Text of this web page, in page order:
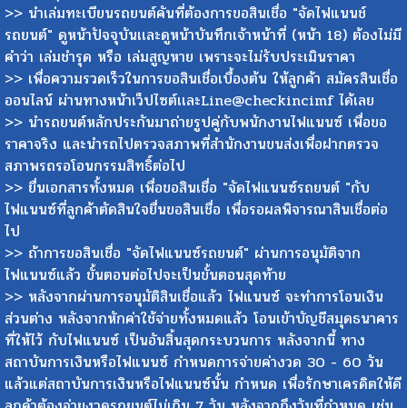
>> นำเล่มทะเบียนรถยนต์คันที่ต้องการขอสินเชื่อ "จัดไฟแนนช์
รถยนต์" ดูหน้าปัจจุบันเเละดูหน้าบันทึกเจ้าหน้าที่ (หน้า 18) ต้องไม่มี
คำว่า เล่มชำรุด หรือ เล่มสูญหาย เพราะจะไม่รับประเมินราคา
>> เพื่อความรวดเร็วในการขอสินเชื่อเบื้องต้น ให้ลูกค้า สมัครสินเชื่อ
ออนไลน์ ผ่านทางหน้าเว็ปไซต์เเละLine@checkincimf ได้เลย
>> นำรถยนต์หลักประกันมาถ่ายรูปคู่กับพนักงานไฟแนนซ์ เพื่อขอ
ราคาจริง และนำรถไปตรวจสภาพที่สำนักงานขนส่งเพื่อฝากตรวจ
สภาพรถรอโอนกรรมสิทธิ์ต่อไป
>> ยื่นเอกสารทั้งหมด เพื่อขอสินเชื่อ "จัดไฟแนนซ์รถยนต์ "กับ
ไฟแนนซ์ที่ลูกค้าตัดสินใจยื่นขอสินเชื่อ เพื่อรอผลพิจารณาสินเชื่อต่อ
ไป
>> ถ้าการขอสินเชื่อ "จัดไฟแนนซ์รถยนต์" ผ่านการอนุมัติจาก
ไฟแนนซ์แล้ว ขั้นตอนต่อไปจะเป็นขั้นตอนสุดท้าย
>> หลังจากผ่านการอนุมัติสินเชื่อแล้ว ไฟแนนซ์ จะทำการโอนเงิน
ส่วนต่าง หลังจากหักค่าใช้จ่ายทั้งหมดแล้ว โอนเข้าบัญชีสมุดธนาคาร
ที่ให้ไว้ กับไฟแนนซ์ เป็นอันสิ้นสุดกระบวนการ หลังจากนี้ ทาง
สถาบันการเงินหรือไฟแนนซ์ กำหนดการจ่ายค่างวด 30 - 60 วัน
แล้วแต่สถาบันการเงินหรือไฟแนนซ์นั้น กำหนด เพื่อรักษาเครดิตให้ดี